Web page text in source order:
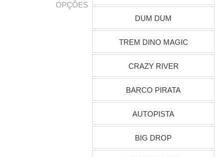
OPÇÕES
DUM DUM
TREM DINO MAGIC
CRAZY RIVER
BARCO PIRATA
AUTOPISTA
BIG DROP